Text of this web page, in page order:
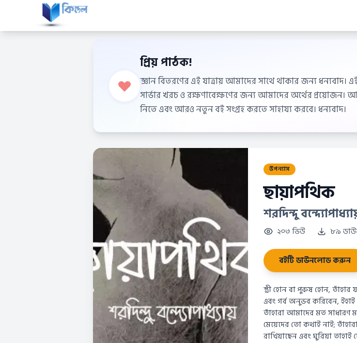
প্রিয় পাঠক!
জ্ঞান বিতরণের এই যাত্রায় আমাদের সাথে থাকার জন্য ধন্যবাদ।
সার্ভার খরচ ও রক্ষণাবেক্ষণের জন্য আমাদের অর্থের প্রয়োজন।
নিতে এবং আরও নতুন বই সংগ্রহ করতে সাহায্য করবে। ধন্যবাদ।
উপন্যাস
ছায়াপথিক
শরদিন্দু
২০৩ ভিউ ৮৯
বইটি ডাউনলোড করুন
স্ত্রী হোন বা পুরুষ হোন,
এবং গর্ব অনুভব করিবেন,
তাঁহারা আমাদের মত সাধারণ
মেয়েদের তো কথাই নাই;
রাখিয়াছেন এবং ঘুরিয়া তাহাই